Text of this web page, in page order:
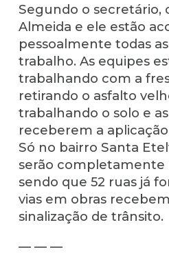
Segundo o secretário,
Almeida e ele estão
pessoalmente todas
trabalho. As equipes
trabalhando com a
retirando o asfalto
trabalhando o solo e
receberem a
Só no bairro Santa
serão completamente
sendo que 52 ruas já
vias em obras
sinalização de trânsito.
— — —